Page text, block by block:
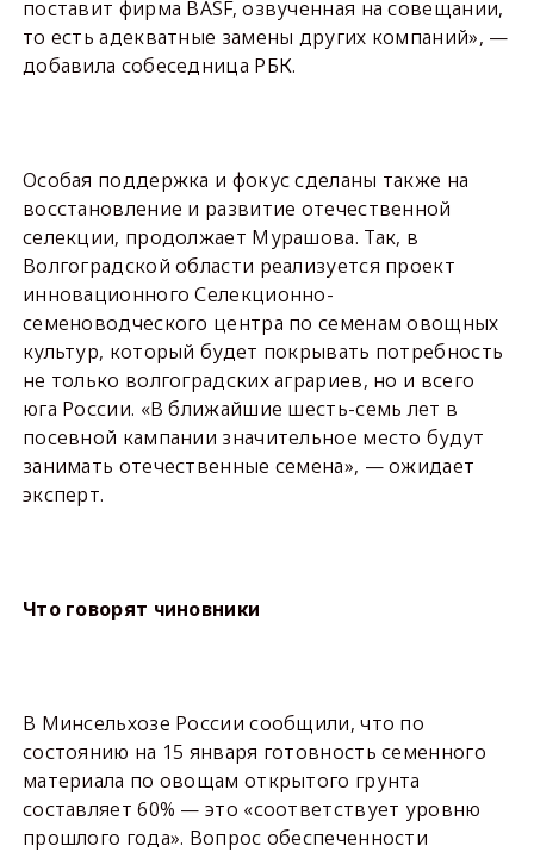
поставит фирма BASF, озвученная на совещании,
то есть адекватные замены других компаний», —
добавила собеседница РБК.
Особая поддержка и фокус сделаны также на
восстановление и развитие отечественной
селекции, продолжает Мурашова. Так, в
Волгоградской области реализуется проект
инновационного Селекционно-
семеноводческого центра по семенам овощных
культур, который будет покрывать потребность
не только волгоградских аграриев, но и всего
юга России. «В ближайшие шесть-семь лет в
посевной кампании значительное место будут
занимать отечественные семена», — ожидает
эксперт.
Что говорят чиновники
В Минсельхозе России сообщили, что по
состоянию на 15 января готовность семенного
материала по овощам открытого грунта
составляет 60% — это «соответствует уровню
прошлого года». Вопрос обеспеченности